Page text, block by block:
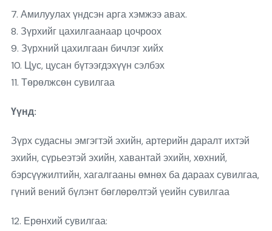
7. Амилуулах үндсэн арга хэмжээ авах.
8. Зүрхийг цахилгаанаар цочроох
9. Зүрхний цахилгаан бичлэг хийх
10. Цус, цусан бүтээгдэхүүн сэлбэх
11. Төрөлжсөн сувилгаа
Үүнд:
Зүрх судасны эмгэгтэй эхийн, артерийн даралт ихтэй
эхийн, сүрьеэтэй эхийн, хавантай эхийн, хөхний,
бэрсүүжилтийн, хагалгааны өмнөх ба дараах сувилгаа,
гүний вений бүлэнт бөглөрөлтэй үеийн сувилгаа
12. Ерөнхий сувилгаа: